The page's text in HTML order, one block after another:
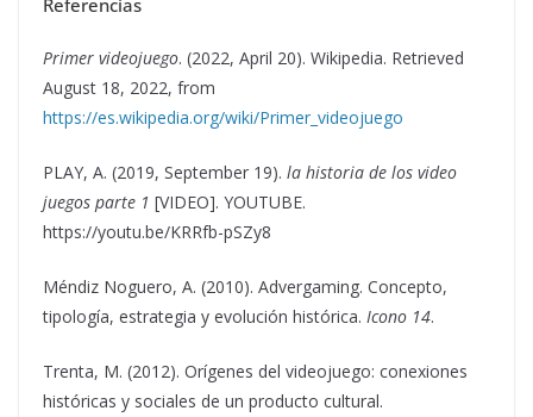
Primer videojuego. (2022, April 20). Wikipedia. Retrieved
August 18, 2022, from
https://es.wikipedia.org/wiki/Primer_videojuego
PLAY, A. (2019, September 19). la historia de los video
juegos parte 1 [VIDEO]. YOUTUBE.
https://youtu.be/KRRfb-pSZy8
Méndiz Noguero, A. (2010). Advergaming. Concepto,
tipología, estrategia y evolución histórica. Icono 14.
Trenta, M. (2012). Orígenes del videojuego: conexiones
históricas y sociales de un producto cultural.